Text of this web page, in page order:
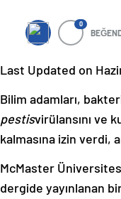
0
Last Updated on
Bilim adamları,
pestisvirülansını ve
kalmasına izin verdi,
McMaster
dergide yayınlanan